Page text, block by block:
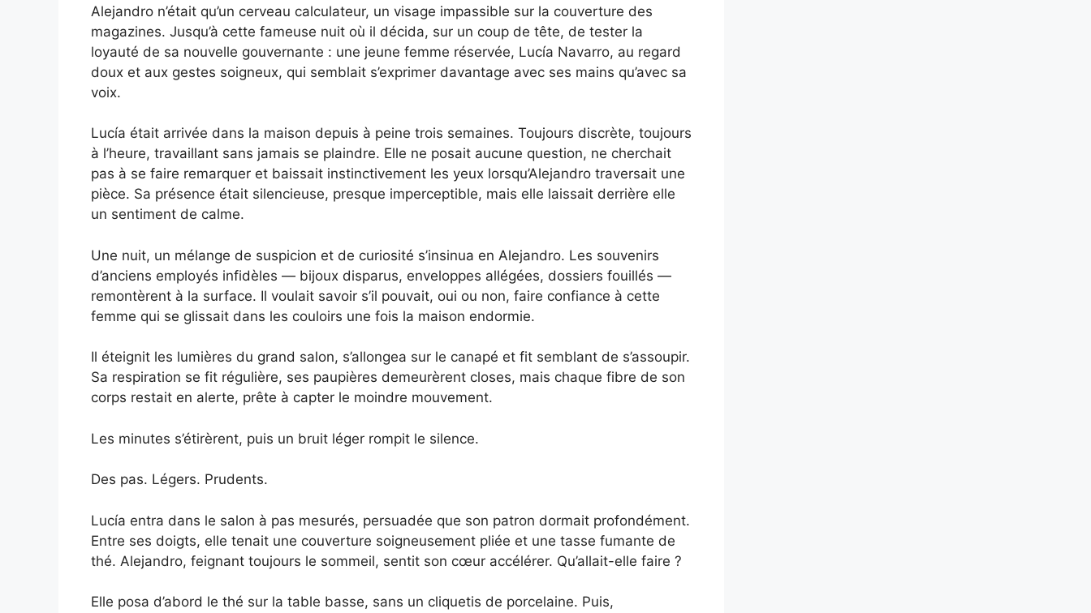
Alejandro n’était qu’un cerveau calculateur, un visage impassible sur la couverture des
magazines. Jusqu’à cette fameuse nuit où il décida, sur un coup de tête, de tester la
loyauté de sa nouvelle gouvernante : une jeune femme réservée, Lucía Navarro, au regard
doux et aux gestes soigneux, qui semblait s’exprimer davantage avec ses mains qu’avec sa
voix.
Lucía était arrivée dans la maison depuis à peine trois semaines. Toujours discrète, toujours
à l’heure, travaillant sans jamais se plaindre. Elle ne posait aucune question, ne cherchait
pas à se faire remarquer et baissait instinctivement les yeux lorsqu’Alejandro traversait une
pièce. Sa présence était silencieuse, presque imperceptible, mais elle laissait derrière elle
un sentiment de calme.
Une nuit, un mélange de suspicion et de curiosité s’insinua en Alejandro. Les souvenirs
d’anciens employés infidèles — bijoux disparus, enveloppes allégées, dossiers fouillés —
remontèrent à la surface. Il voulait savoir s’il pouvait, oui ou non, faire confiance à cette
femme qui se glissait dans les couloirs une fois la maison endormie.
Il éteignit les lumières du grand salon, s’allongea sur le canapé et fit semblant de s’assoupir.
Sa respiration se fit régulière, ses paupières demeurèrent closes, mais chaque fibre de son
corps restait en alerte, prête à capter le moindre mouvement.
Les minutes s’étirèrent, puis un bruit léger rompit le silence.
Des pas. Légers. Prudents.
Lucía entra dans le salon à pas mesurés, persuadée que son patron dormait profondément.
Entre ses doigts, elle tenait une couverture soigneusement pliée et une tasse fumante de
thé. Alejandro, feignant toujours le sommeil, sentit son cœur accélérer. Qu’allait-elle faire ?
Elle posa d’abord le thé sur la table basse, sans un cliquetis de porcelaine. Puis,